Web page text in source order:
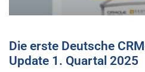
Die erste Deutsche
Update 1. Quartal 2025